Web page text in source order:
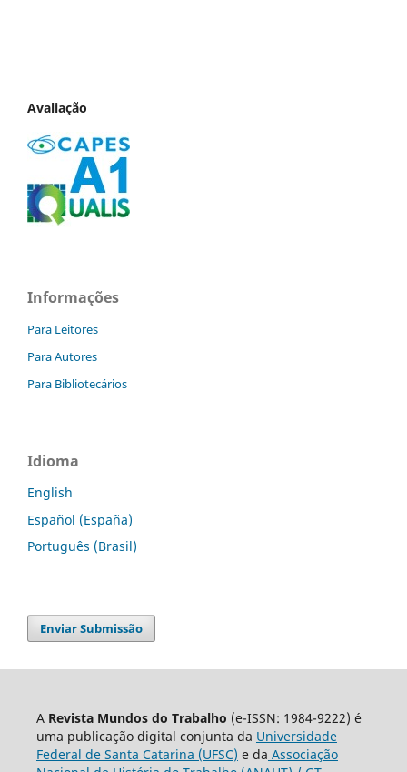
Avaliação
Informações
Para Leitores
Para Autores
Para Bibliotecários
Idioma
English
Español (España)
Português (Brasil)
Enviar Submissão
A Revista Mundos do Trabalho (e-ISSN: 1984-9222) é
uma publicação digital conjunta da Universidade
Federal de Santa Catarina (UFSC) e da Associação